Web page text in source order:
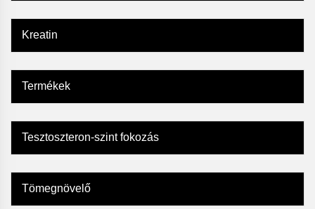
Kreatin
Termékek
Tesztoszteron-szint fokozás
Tömegnövelő